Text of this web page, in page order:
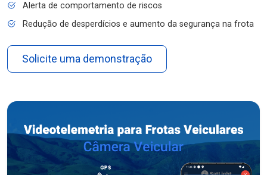
Alerta de comportamento de riscos
Redução de desperdícios e aumento da segurança na frota
Solicite uma demonstração